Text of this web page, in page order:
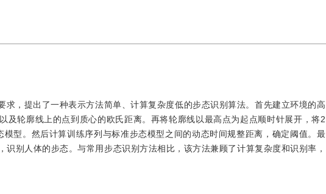
，提出了一种表示方法简单、计算复杂度低的步态识别算法。首先建立环境的高
及轮廓线上的点到质心的欧氏距离。再将轮廓线以最高点为起点顺时针展开，将2
型。然后计算训练序列与标准步态模型之间的动态时间规整距离，确定阈值。最
别人体的步态。与常用步态识别方法相比，该方法兼顾了计算复杂度和识别率，